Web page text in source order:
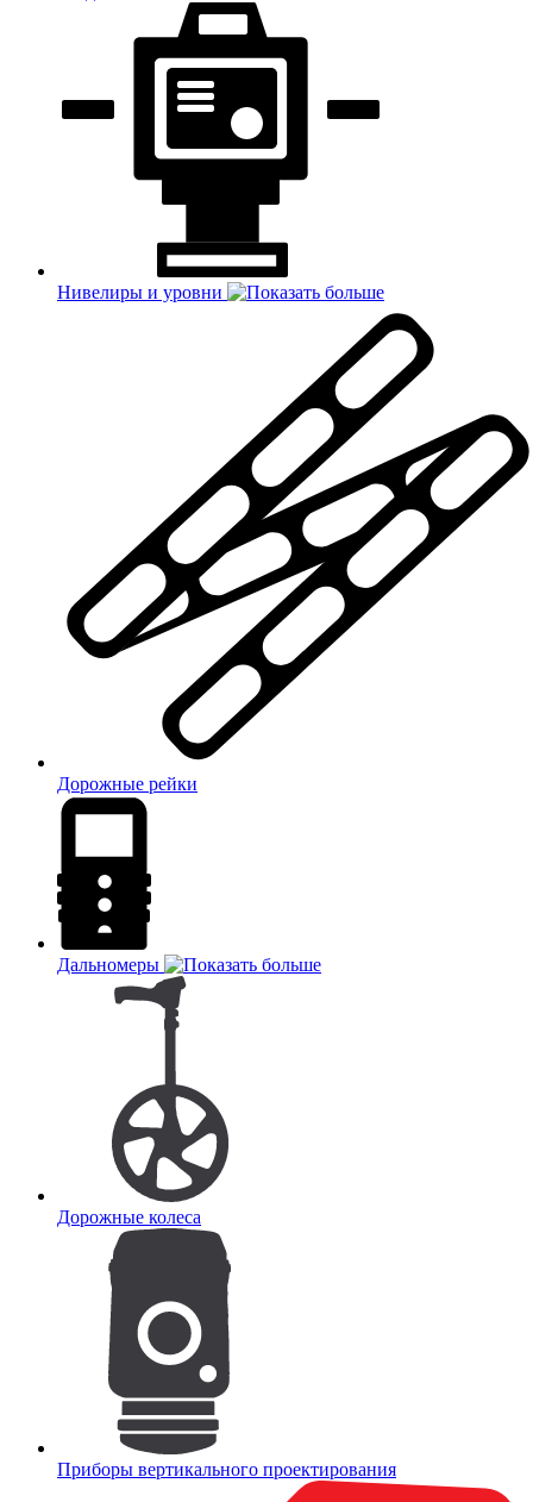
Нивелиры и уровни
Дорожные рейки
Дальномеры
Дорожные колеса
Приборы вертикального проектирования